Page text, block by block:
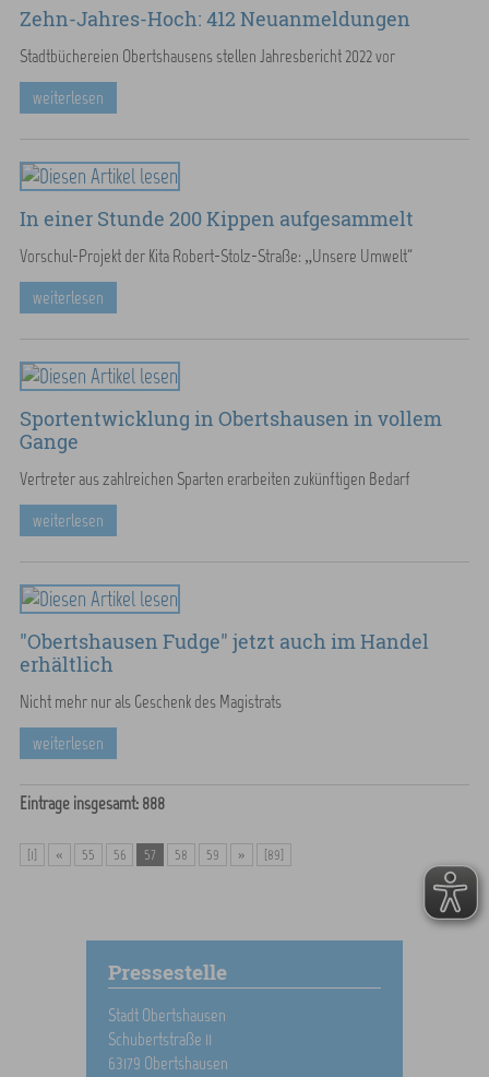
Zehn-Jahres-Hoch: 412 Neuanmeldungen
Stadtbüchereien Obertshausens stellen Jahresbericht 2022 vor
weiterlesen
In einer Stunde 200 Kippen aufgesammelt
Vorschul-Projekt der Kita Robert-Stolz-Straße: „Unsere Umwelt“
weiterlesen
Sportentwicklung in Obertshausen in vollem
Gange
Vertreter aus zahlreichen Sparten erarbeiten zukünftigen Bedarf
weiterlesen
"Obertshausen Fudge" jetzt auch im Handel
erhältlich
Nicht mehr nur als Geschenk des Magistrats
weiterlesen
Einträge insgesamt: 888
[1] « 55 56 57 58 59 » [89]
Pressestelle
Stadt Obertshausen
Schubertstraße 11
63179 Obertshausen